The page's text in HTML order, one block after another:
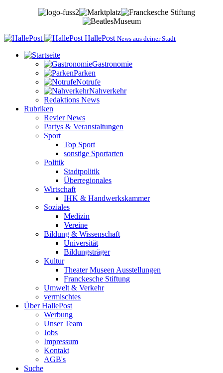
HallePost News aus deiner Stadt
Gastronomie
Parken
Notrufe
Nahverkehr
Redaktions News
Rubriken
Revier News
Partys & Veranstaltungen
Sport
Top Sport
sonstige Sportarten
Politik
Stadtpolitik
Überregionales
Wirtschaft
IHK & Handwerkskammer
Soziales
Medizin
Vereine
Bildung & Wissenschaft
Universität
Bildungsträger
Kultur
Theater Museen Ausstellungen
Franckesche Stiftung
Umwelt & Verkehr
vermischtes
Über HallePost
Werbung
Unser Team
Jobs
Impressum
Kontakt
AGB's
Suche